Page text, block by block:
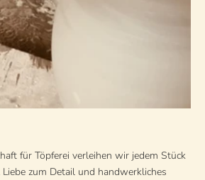
für Töpferei verleihen wir jedem Stück
zum Detail und handwerkliches